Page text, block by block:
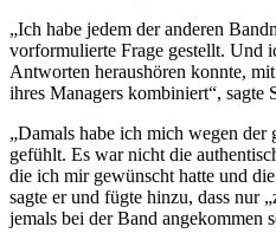
„Ich habe jedem der anderen
vorformulierte Frage gestellt. Und
Antworten heraushören konnte,
ihres Managers kombiniert“, sagte
„Damals habe ich mich wegen
gefühlt. Es war nicht die
die ich mir gewünscht hatte und
sagte er und fügte hinzu, dass nur
jemals bei der Band angekommen